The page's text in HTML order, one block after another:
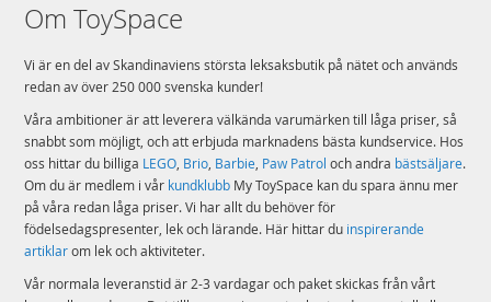
Om ToySpace
Vi är en del av Skandinaviens största leksaksbutik på nätet och används
redan av över 250 000 svenska kunder!
Våra ambitioner är att leverera välkända varumärken till låga priser, så
snabbt som möjligt, och att erbjuda marknadens bästa kundservice. Hos
oss hittar du billiga LEGO, Brio, Barbie, Paw Patrol och andra bästsäljare.
Om du är medlem i vår kundklubb My ToySpace kan du spara ännu mer
på våra redan låga priser. Vi har allt du behöver för
födelsedagspresenter, lek och lärande. Här hittar du inspirerande
artiklarom lek och aktiviteter.
Vår normala leveranstid är 2-3 vardagar och paket skickas från vårt